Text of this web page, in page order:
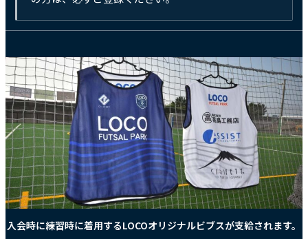
入会時に練習時に着用するLOCOオリジナルビブスが支給されます。